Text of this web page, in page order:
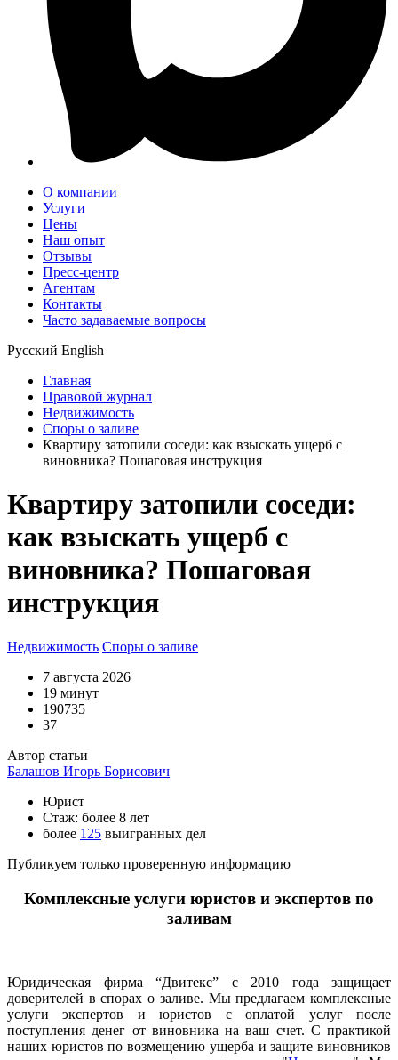
О компании
Услуги
Цены
Наш опыт
Отзывы
Пресс-центр
Агентам
Контакты
Часто задаваемые вопросы
Русский English
Главная
Правовой журнал
Недвижимость
Споры о заливе
Квартиру затопили соседи: как взыскать ущерб с
виновника? Пошаговая инструкция
Квартиру затопили соседи:
как взыскать ущерб с
виновника? Пошаговая
инструкция
Недвижимость Споры о заливе
7 августа 2026
19 минут
190735
37
Автор статьи
Балашов Игорь Борисович
Юрист
Стаж: более 8 лет
более 125 выигранных дел
Публикуем только проверенную информацию
Комплексные услуги юристов и экспертов по
заливам
Юридическая фирма “Двитекс” с 2010 года защищает
доверителей в спорах о заливе. Мы предлагаем комплексные
услуги экспертов и юристов с оплатой услуг после
поступления денег от виновника на ваш счет. С практикой
наших юристов по возмещению ущерба и защите виновников